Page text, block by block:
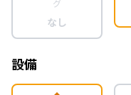
グ
なし
設備